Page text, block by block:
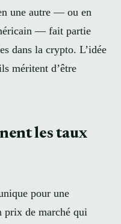
une autre — ou en
— fait partie
dans la crypto. L’idée
méritent d’être
les taux
pour une
prix de marché qui